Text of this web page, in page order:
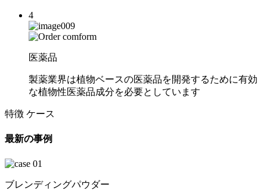
4
医薬品
製薬業界は植物ベースの医薬品を開発するために有効
な植物性医薬品成分を必要としています
特徴 ケース
最新の事例
ブレンディングパウダー